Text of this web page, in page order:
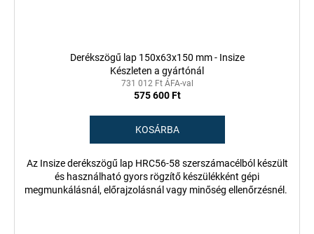
Derékszögű lap 150x63x150 mm - Insize
Készleten a gyártónál
731 012 Ft ÁFA-val
575 600 Ft
KOSÁRBA
Az Insize derékszögű lap HRC56-58 szerszámacélból készült
és használható gyors rögzítő készülékként gépi
megmunkálásnál, előrajzolásnál vagy minőség ellenőrzésnél.